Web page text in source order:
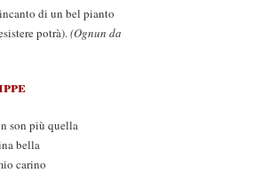
di un bel pianto
potrà).(Ognun da
son più quella
bella
carino